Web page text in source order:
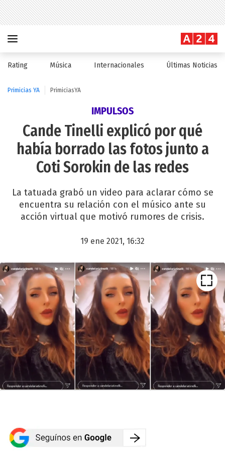
Rating Música Internacionales Últimas Noticias
Primicias YA PrimiciasYA
IMPULSOS
Cande Tinelli explicó por qué
había borrado las fotos junto a
Coti Sorokin de las redes
La tatuada grabó un video para aclarar cómo se
encuentra su relación con el músico ante su
acción virtual que motivó rumores de crisis.
19 ene 2021, 16:32